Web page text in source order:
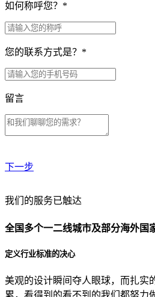
如何称呼您？ *
您的联系方式是？ *
留言
下一步
贵公司预算范围是？
贵公司的团队规模是？
目前主要的营销渠道是？
我们的服务已触达
全国多个一二线城市及部分海外国
定义行业标准的决心
美观的设计瞬间夺人眼球，而扎实
累，看得到的看不到的我们都努力